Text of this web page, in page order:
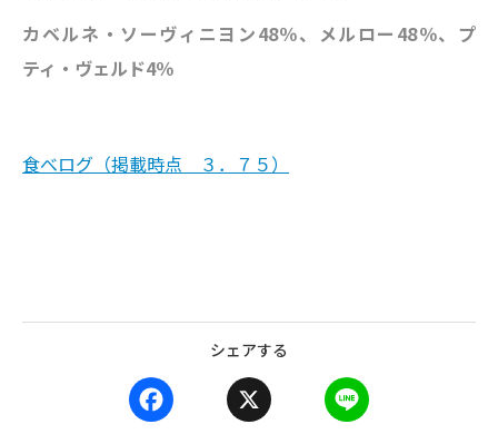
カベルネ・ソーヴィニヨン48％、メルロー48％、プ
ティ・ヴェルド4％
食べログ（掲載時点 ３．７５）
シェアする